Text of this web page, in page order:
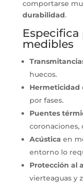
comportarse
durabilidad.
medibles
huecos.
Hermeticidad
por fases.
Puentes
coronaciones,
Acústica en
entorno lo
Protección al
vierteaguas y